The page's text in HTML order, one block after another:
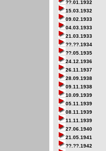
??.01.1932
15.03.1932
09.02.1933
04.03.1933
21.03.1933
??.??.1934
??.05.1935
24.12.1936
26.11.1937
28.09.1938
09.11.1938
10.09.1939
05.11.1939
08.11.1939
11.11.1939
27.06.1940
21.05.1941
??.??.1942